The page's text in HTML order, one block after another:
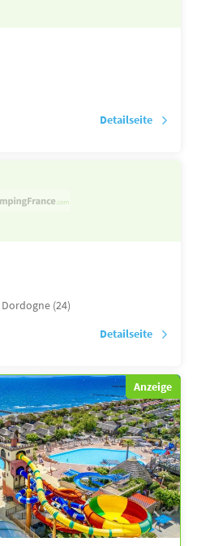
Detailseite
Dordogne (24)
Detailseite
Anzeige